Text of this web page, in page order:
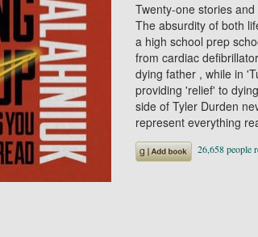
Twenty-one stories
The absurdity of both
a high school prep
from cardiac
dying father , while in
providing 'relief' to
side of Tyler Durden
represent everything